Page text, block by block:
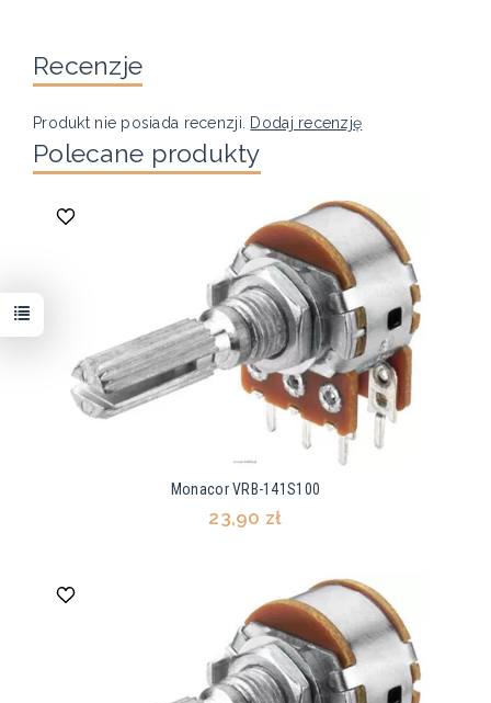
Recenzje
Produkt nie posiada recenzji. Dodaj recenzję
Polecane produkty
Monacor VRB-141S100
23,90 zł